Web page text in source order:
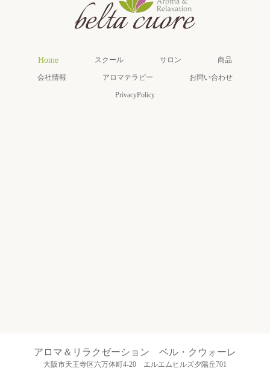
Home スクール サロン 商品
会社情報 アロマテラピー お問い合わせ
PrivacyPolicy
アロマ＆リラクゼーション ベル・クウォーレ
大阪市天王寺区六万体町4-20 エルエムヒルズ夕陽丘701